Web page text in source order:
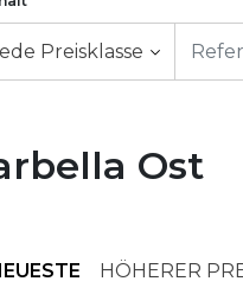
Preisklasse
Ost
HÖHERER